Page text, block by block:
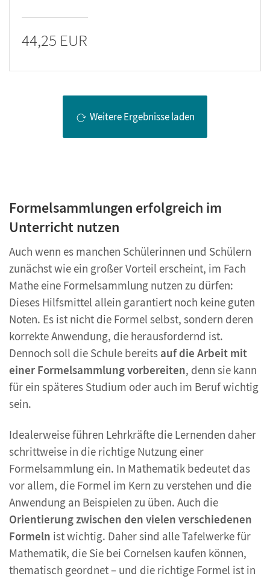
44,25 EUR
Weitere Ergebnisse laden
Formelsammlungen erfolgreich im
Unterricht nutzen
Auch wenn es manchen Schülerinnen und Schülern
zunächst wie ein großer Vorteil erscheint, im Fach
Mathe eine Formelsammlung nutzen zu dürfen:
Dieses Hilfsmittel allein garantiert noch keine guten
Noten. Es ist nicht die Formel selbst, sondern deren
korrekte Anwendung, die herausfordernd ist.
Dennoch soll die Schule bereits auf die Arbeit mit
einer Formelsammlung vorbereiten, denn sie kann
für ein späteres Studium oder auch im Beruf wichtig
sein.
Idealerweise führen Lehrkräfte die Lernenden daher
schrittweise in die richtige Nutzung einer
Formelsammlung ein. In Mathematik bedeutet das
vor allem, die Formel im Kern zu verstehen und die
Anwendung an Beispielen zu üben. Auch die
Orientierung zwischen den vielen verschiedenen
Formeln ist wichtig. Daher sind alle Tafelwerke für
Mathematik, die Sie bei Cornelsen kaufen können,
thematisch geordnet – und die richtige Formel ist in